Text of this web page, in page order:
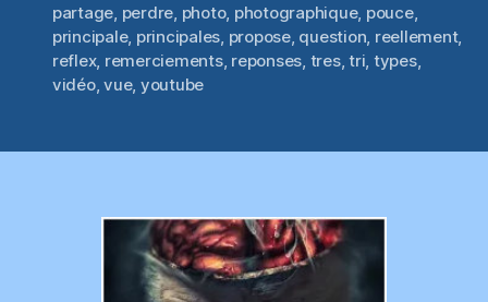
partage perdre photo, photographique, pouce,
principale, principales propose, question reellement,
reflex, remerciements, reponses tres,tri types,
vidéo,vue, youtube